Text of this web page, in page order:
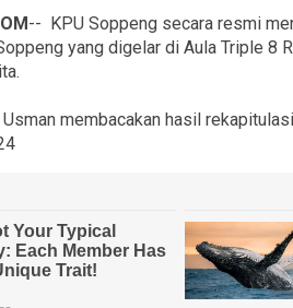
-- KPU Soppeng secara resmi
yang digelar di Aula Triple 8
membacakan hasil